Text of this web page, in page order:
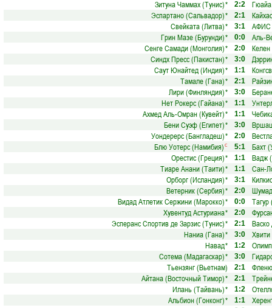
Зитуна Чаммах (Тунис)* 2:2
Эспартано (Сальвадор)* 2:1
Свейката (Литва)* 3:1
АФИС
Грин Мазе (Бурунди)* 0:0
Аль-
Сенге Самади (Монголия)* 2:0
Синдх Пресс (Пакистан)* 3:0
Саут Юнайтед (Индия)* 1:1
Тамале (Гана)* 2:1
Лири (Финляндия)* 3:0
Нет Рокерс (Гайана)* 1:1
Ахмед Аль-Омран (Кувейт)* 1:1
Бени Суэф (Египет)* 3:0
Уондерерс (Бангладеш)* 2:0
Блю Уотерс (Намибия) с 5:1
Бахт
Орестис (Греция)* 1:1
Вадж
Тиаре Анани (Таити)* 1:1
Сан-
Орборг (Исландия)* 3:1
Ветерник (Сербия)* 2:0
Видад Атлетик Сержини (Марокко)* 0:0
Тагур
Хувентуд Астуриана* 2:0
Эсперанс Спортив де Зарзис (Тунис)* 2:1
Наниа (Гана)* 3:0
Навад* 1:2
Сотема (Мадагаскар)* 3:0
Тьензян­г (Вьетнам)
2:1
Айтана (Восточный Тимор)* 2:1
Илань (Тайвань)* 1:2
Альбион (Гонконг)* 1:1